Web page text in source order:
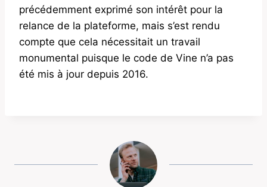
précédemment exprimé son intérêt pour la
relance de la plateforme, mais s’est rendu
compte que cela nécessitait un travail
monumental puisque le code de Vine n’a pas
été mis à jour depuis 2016.